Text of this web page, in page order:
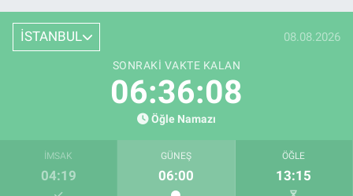
İSTANBUL 08.08.2026
SONRAKI VAKTE KALAN
06:36:07
Öğle Namazı
İMSAK
04:19
GÜNEŞ
06:00
ÖĞLE
13:15